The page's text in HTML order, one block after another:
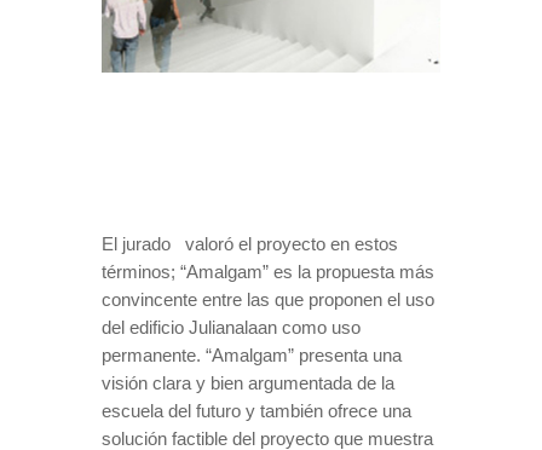
El jurado
valoró el proyecto en estos
términos; “Amalgam” es la propuesta más
convincente entre las que proponen el uso
del edificio Julianalaan como uso
permanente. “Amalgam” presenta una
visión clara y bien argumentada de la
escuela del futuro y también ofrece una
solución factible del proyecto que muestra